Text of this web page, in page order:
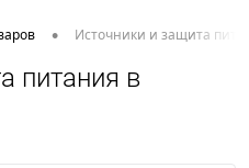
• Источники и защита
питания в